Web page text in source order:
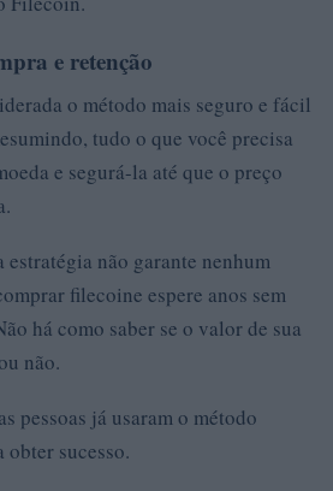
e retenção
o método mais seguro e fácil
tudo o que você precisa
e segurá-la até que o preço
estratégia não garante nenhum
filecoine espere anos sem
há como saber se o valor de sua
não.
pessoas já usaram o método
obter sucesso.